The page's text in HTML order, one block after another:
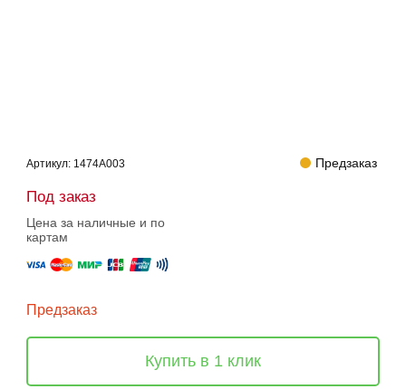
Артикул: 1474A003 Предзаказ
Под заказ
Цена за наличные и по
картам
Предзаказ
Купить в 1 клик